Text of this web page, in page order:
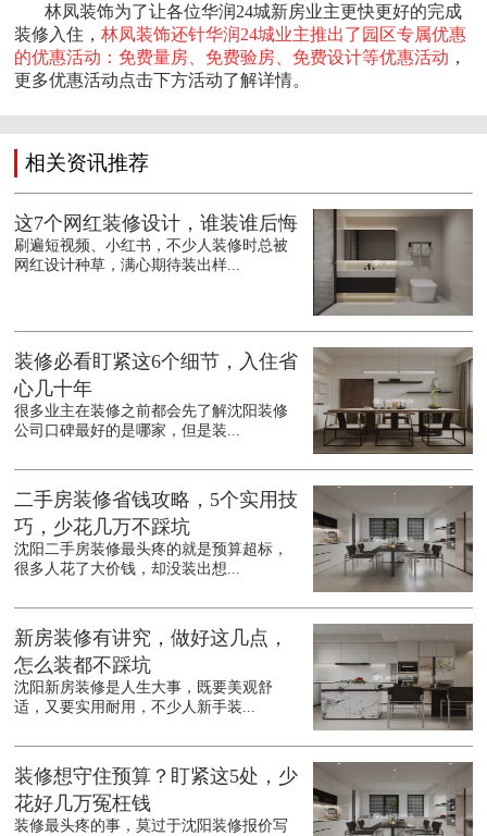
林凤装饰为了让各位华润24城新房业主更快更好的完成
装修入住，林凤装饰还针华润24城业主推出了园区专属优惠
的优惠活动：免费量房、免费验房、免费设计等优惠活动 ，
更多优惠活动点击下方活动了解详情。
相关资讯推荐
这7个网红装修设计，谁装谁后悔
刷遍短视频、小红书，不少人装修时总被
网红设计种草，满心期待装出样...
装修必看盯紧这6个细节，入住省
心几十年
很多业主在装修之前都会先了解沈阳装修
公司口碑最好的是哪家，但是装...
二手房装修省钱攻略，5个实用技
巧，少花几万不踩坑
沈阳二手房装修最头疼的就是预算超标，
很多人花了大价钱，却没装出想...
新房装修有讲究，做好这几点，
怎么装都不踩坑
沈阳新房装修是人生大事，既要美观舒
适，又要实用耐用，不少人新手装...
装修想守住预算？盯紧这5处，少
花好几万冤枉钱
装修最头疼的事，莫过于沈阳装修报价写